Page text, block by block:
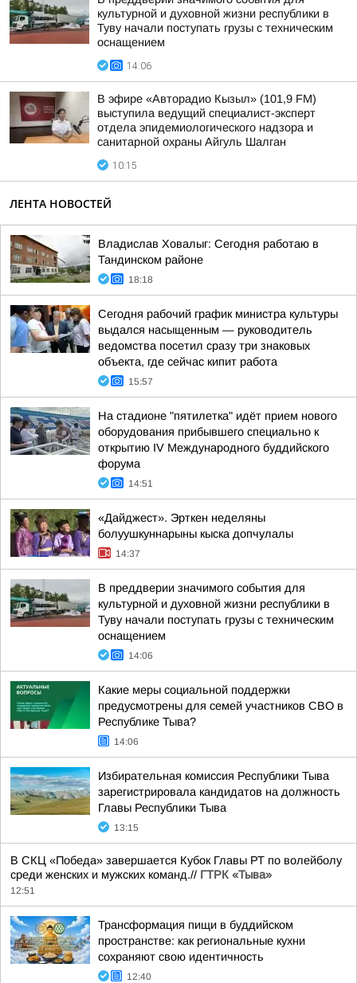
культурной и духовной жизни республики в
Туву начали поступать грузы с техническим
оснащением
14:06
В эфире «Авторадио Кызыл» (101,9 FM)
выступила ведущий специалист-эксперт
отдела эпидемиологического надзора и
санитарной охраны Айгуль Шалган
10:15
ЛЕНТА НОВОСТЕЙ
Владислав Ховалыг: Сегодня работаю в
Тандинском районе
18:18
Сегодня рабочий график министра культуры
выдался насыщенным — руководитель
ведомства посетил сразу три знаковых
объекта, где сейчас кипит работа
15:57
На стадионе "пятилетка" идёт прием нового
оборудования прибывшего специально к
открытию IV Международного буддийского
форума
14:51
«Дайджест». Эрткен неделяны
болуушкуннарыны кыска допчулалы
14:37
В преддверии значимого события для
культурной и духовной жизни республики в
Туву начали поступать грузы с техническим
оснащением
14:06
Какие меры социальной поддержки
предусмотрены для семей участников СВО в
Республике Тыва?
14:06
Избирательная комиссия Республики Тыва
зарегистрировала кандидатов на должность
Главы Республики Тыва
13:15
В СКЦ «Победа» завершается Кубок Главы РТ по волейболу
среди женских и мужских команд.// ГТРК «Тыва»
12:51
Трансформация пищи в буддийском
пространстве: как региональные кухни
сохраняют свою идентичность
12:40